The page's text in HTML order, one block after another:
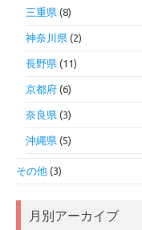
三重県 (8)
神奈川県 (2)
長野県 (11)
京都府 (6)
奈良県 (3)
沖縄県 (5)
その他 (3)
月別アーカイブ